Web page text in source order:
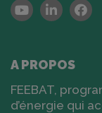
YoutubeLinkedin
A PROPOS
FEEBAT,
d’énergie qui